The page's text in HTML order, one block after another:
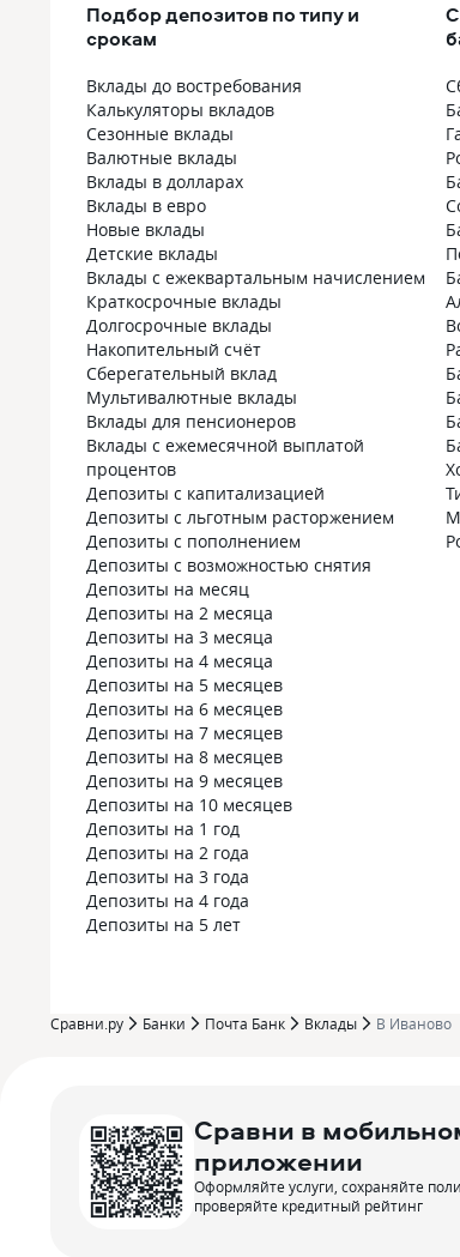
Подбор депозитов по типу и
срокам
Вклады до востребования
Калькуляторы вкладов
Сезонные вклады
Валютные вклады
Вклады в долларах
Вклады в евро
Новые вклады
Детские вклады
Вклады с ежеквартальным начислением
Краткосрочные вклады
Долгосрочные вклады
Накопительный счёт
Сберегательный вклад
Мультивалютные вклады
Вклады для пенсионеров
Вклады с ежемесячной выплатой
процентов
Депозиты с капитализацией
Депозиты с льготным расторжением
Депозиты с пополнением
Депозиты с возможностью снятия
Депозиты на месяц
Депозиты на 2 месяца
Депозиты на 3 месяца
Депозиты на 4 месяца
Депозиты на 5 месяцев
Депозиты на 6 месяцев
Депозиты на 7 месяцев
Депозиты на 8 месяцев
Депозиты на 9 месяцев
Депозиты на 10 месяцев
Депозиты на 1 год
Депозиты на 2 года
Депозиты на 3 года
Депозиты на 4 года
Депозиты на 5 лет
Сравни.ру Банки Почта Банк Вклады В Иваново
Сравни в
приложении
Оформляйте услуги, сохраняйте
проверяйте кредитный рейтинг